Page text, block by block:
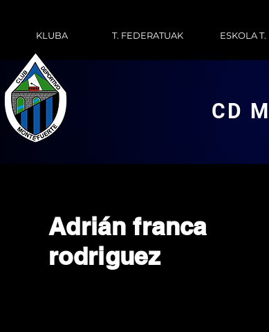
KLUBA T. FEDERATUAK ESKOLA T.
CD
Adrián franca
rodriguez